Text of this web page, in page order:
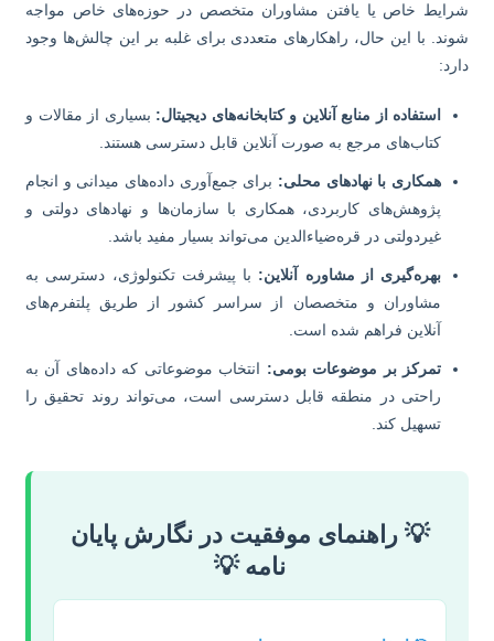
خاص یا یافتن مشاوران متخصص در حوزه‌های خاص مواجه
با این حال، راهکارهای متعددی برای غلبه بر این چالش‌ها وجود
استفاده از منابع آنلاین و کتابخانه‌های دیجیتال:بسیاری از مقالات و
کتاب‌های مرجع به صورت آنلاین قابل دسترسی هستند.
همکاری با نهادهای محلی:برای جمع‌آوری داده‌های میدانی و انجام
پژوهش‌های کاربردی، همکاری با سازمان‌ها و نهادهای دولتی و
غیردولتی در قره‌ضیاءالدین می‌تواند بسیار مفید باشد.
بهره‌گیری از مشاوره آنلاین: با پیشرفت تکنولوژی، دسترسی به
مشاوران و متخصصان از سراسر کشور از طریق پلتفرم‌های
آنلاین فراهم شده است.
تمرکز بر موضوعات بومی:انتخاب موضوعاتی که داده‌های آن به
راحتی در منطقه قابل دسترسی است، می‌تواند روند تحقیق را
تسهیل کند.
💡 راهنمای موفقیت در نگارش پایان
نامه 💡